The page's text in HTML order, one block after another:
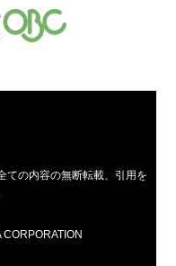
ての内容の無断転載、引用を